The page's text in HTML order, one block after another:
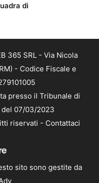
di
365 SRL - Via Nicola
- Codice Fiscale e
presso il Tribunale di
del 07/03/2023
riservati - Contattaci
sito sono gestite da